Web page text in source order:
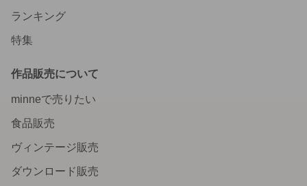
ランキング
特集
作品販売について
minneで売りたい
食品販売
ヴィンテージ販売
ダウンロード販売